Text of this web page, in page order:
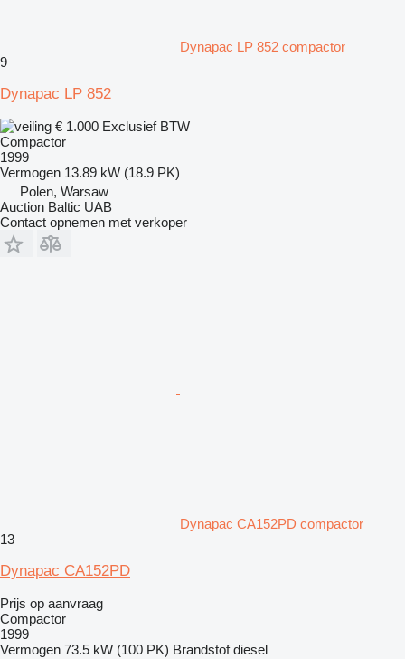
Dynapac LP 852 compactor
9
Dynapac LP 852
€ 1.000 Exclusief BTW
Compactor
1999
Vermogen 13.89 kW (18.9 PK)
Polen, Warsaw
Auction Baltic UAB
Contact opnemen met verkoper
Dynapac CA152PD compactor
13
Dynapac CA152PD
Prijs op aanvraag
Compactor
1999
Vermogen 73.5 kW (100 PK) Brandstof diesel